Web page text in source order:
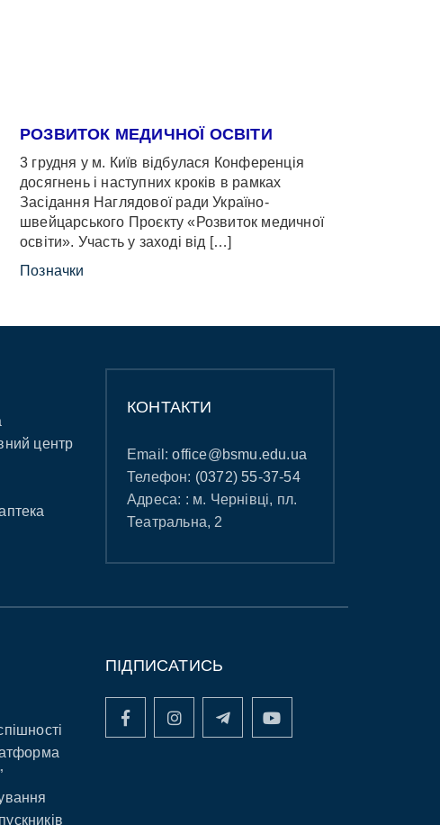
РОЗВИТОК МЕДИЧНОЇ ОСВІТИ
3 грудня у м. Київ відбулася Конференція
досягнень і наступних кроків в рамках
Засідання Наглядової ради Україно-
швейцарського Проєкту «Розвиток медичної
освіти». Участь у заході від […]
Позначки
центр
КОНТАКТИ
Email:office@bsmu.edu.ua
Телефон: (0372) 55-37-54
Адреса: : м. Чернівці, пл.
Театральна, 2
ПІДПИСАТИСЬ